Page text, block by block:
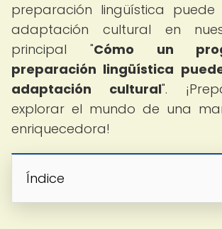
preparación lingüística
adaptación cultural en
principal "Cómo un
preparación lingüística
adaptación cultural".
explorar el mundo de una
enriquecedora!
Índice